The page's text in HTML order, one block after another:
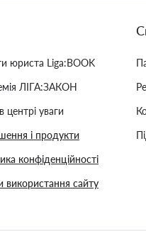
юриста Liga:BOOK
ЛІГА:ЗАКОН
центрі уваги
і продукти
конфіденційності
використання сайту